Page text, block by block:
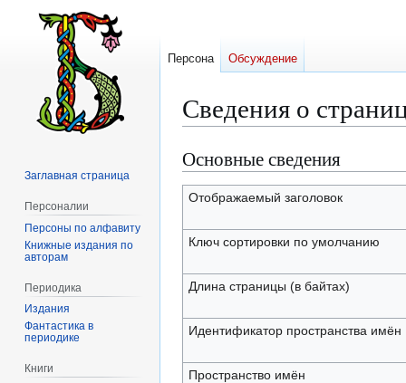
Сведения о
Перейти
к
навигации
Перейти
к
поиску
Основные сведения
Отображаемый заголовок
Ключ сортировки по умолчанию
Длина страницы (в байтах)
Идентификатор пространства имён
Пространство имён
Персона Обсуждение
Заглавная страница
Персоналии
Персоны по алфавиту
Книжные издания по
авторам
Периодика
Издания
Фантастика в
периодике
Книги